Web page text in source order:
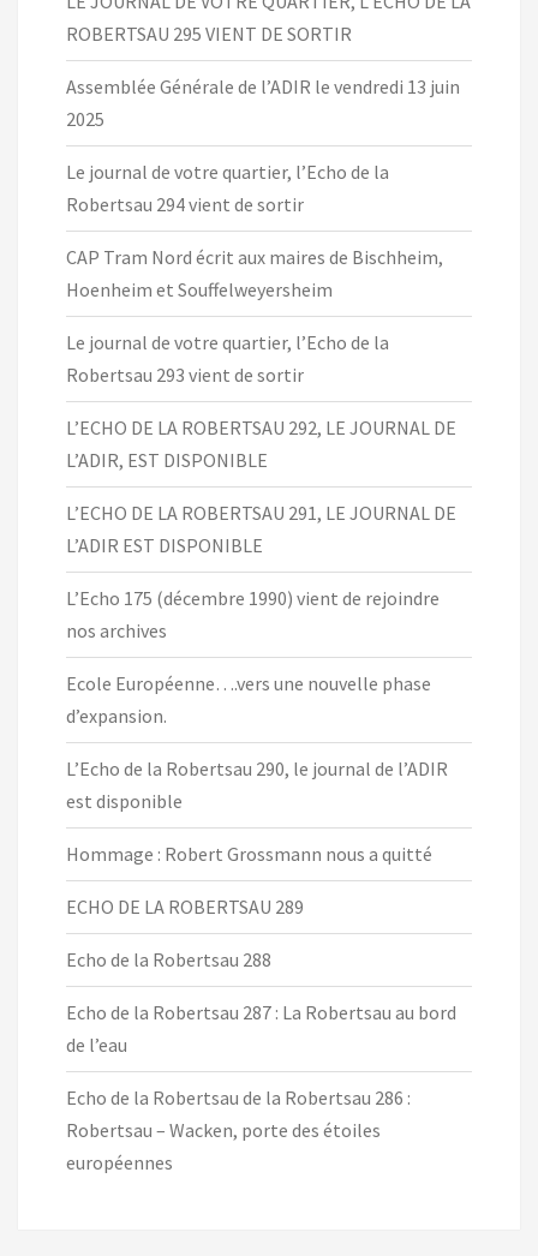
ROBERTSAU 295 VIENT DE SORTIR
Assemblée Générale de l’ADIR le vendredi 13 juin
2025
Le journal de votre quartier, l’Echo de la
Robertsau 294 vient de sortir
CAP Tram Nord écrit aux maires de Bischheim,
Hoenheim et Souffelweyersheim
Le journal de votre quartier, l’Echo de la
Robertsau 293 vient de sortir
L’ECHO DE LA ROBERTSAU 292, LE JOURNAL DE
L’ADIR, EST DISPONIBLE
L’ECHO DE LA ROBERTSAU 291, LE JOURNAL DE
L’ADIR EST DISPONIBLE
L’Echo 175 (décembre 1990) vient de rejoindre
nos archives
Ecole Européenne….vers une nouvelle phase
d’expansion.
L’Echo de la Robertsau 290, le journal de l’ADIR
est disponible
Hommage : Robert Grossmann nous a quitté
ECHO DE LA ROBERTSAU 289
Echo de la Robertsau 288
Echo de la Robertsau 287 : La Robertsau au bord
de l’eau
Echo de la Robertsau de la Robertsau 286 :
Robertsau – Wacken, porte des étoiles
européennes